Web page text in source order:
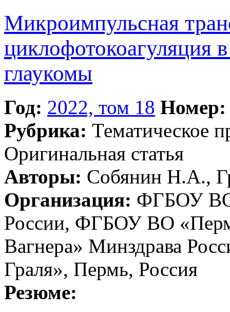
Микроимпульсная
циклофотокоагуляция
глаукомы
Год: 2022, том 18 Номер:
Рубрика: Тематическое
Оригинальная статья
Авторы: Собянин H.А.,
Организация: ФГБОУ ВО
России, ФГБОУ ВО
Вагнера» Минздрава
Граля», Пермь, Россия
Резюме: